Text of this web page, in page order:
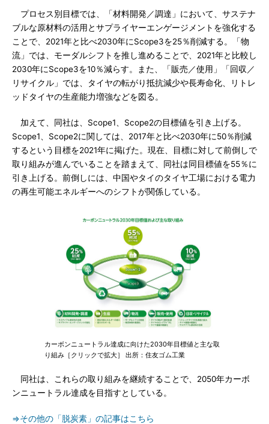
プロセス別目標では、「材料開発／調達」において、サステナ
ブルな原材料の活用とサプライヤーエンゲージメントを強化する
ことで、2021年と比べ2030年にScope3を25％削減する。「物
流」では、モーダルシフトを推し進めることで、2021年と比較し
2030年にScope3を10％減らす。また、「販売／使用」「回収／
リサイクル」では、タイヤの転がり抵抗減少や長寿命化、リトレ
ッドタイヤの生産能力増強などを図る。
加えて、同社は、Scope1、Scope2の目標値を引き上げる。
Scope1、Scope2に関しては、2017年と比べ2030年に50％削減
するという目標を2021年に掲げた。現在、目標に対して前倒しで
取り組みが進んでいることを踏まえて、同社は同目標値を55％に
引き上げる。前倒しには、中国やタイのタイヤ工場における電力
の再生可能エネルギーへのシフトが関係している。
カーボンニュートラル達成に向けた2030年目標値と主な取
り組み［クリックで拡大］ 出所：住友ゴム工業
同社は、これらの取り組みを継続することで、2050年カーボ
ンニュートラル達成を目指すとしている。
⇒その他の「脱炭素」の記事はこちら